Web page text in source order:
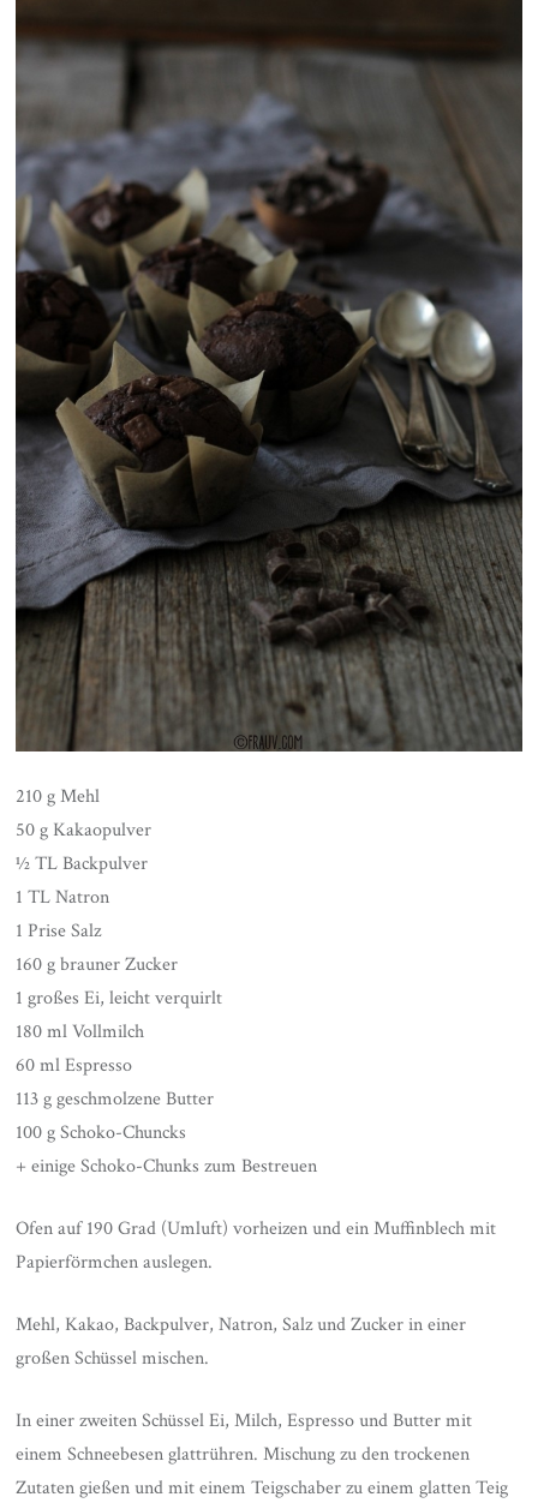
210 g Mehl
50 g Kakaopulver
½ TL Backpulver
1 TL Natron
1 Prise Salz
160 g brauner Zucker
1 großes Ei, leicht verquirlt
180 ml Vollmilch
60 ml Espresso
113 g geschmolzene Butter
100 g Schoko-Chuncks
+ einige Schoko-Chunks zum Bestreuen
Ofen auf 190 Grad (Umluft) vorheizen und ein Muffinblech mit
Papierförmchen auslegen.
Mehl, Kakao, Backpulver, Natron, Salz und Zucker in einer
großen Schüssel mischen.
In einer zweiten Schüssel Ei, Milch, Espresso und Butter mit
einem Schneebesen glattrühren. Mischung zu den trockenen
Zutaten gießen und mit einem Teigschaber zu einem glatten Teig